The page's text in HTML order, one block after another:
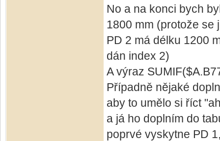
No a na konci bych
1800 mm (protože se
PD 2 má délku 1200
dán index 2)
A výraz
Případně nějaké
aby to umělo si říct
a já ho doplním do
poprvé vyskytne PD